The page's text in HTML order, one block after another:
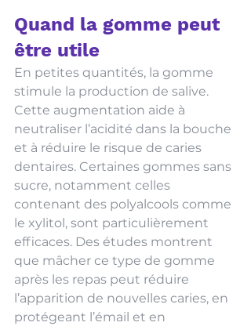
Quand la gomme peut
être utile
En petites quantités, la gomme
stimule la production de salive.
Cette augmentation aide à
neutraliser l’acidité dans la bouche
et à réduire le risque de caries
dentaires. Certaines gommes sans
sucre, notamment celles
contenant des polyalcools comme
le xylitol, sont particulièrement
efficaces. Des études montrent
que mâcher ce type de gomme
après les repas peut réduire
l’apparition de nouvelles caries, en
protégeant l’émail et en